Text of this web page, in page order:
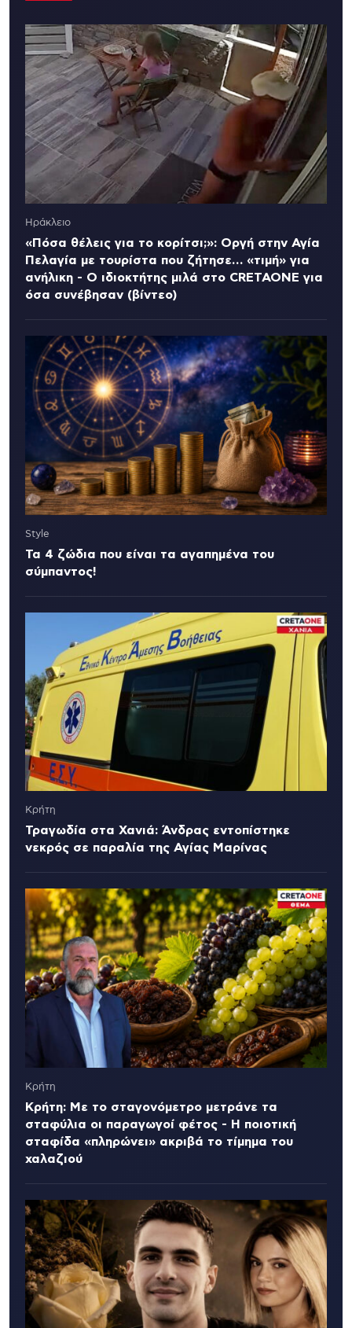
Ηράκλειο
«Πόσα θέλεις για το κορίτσι;»: Οργή στην Αγία
Πελαγία με τουρίστα που ζήτησε… «τιμή» για
ανήλικη - Ο ιδιοκτήτης μιλά στο CRETAONE για
όσα συνέβησαν (βίντεο)
Style
Τα 4 ζώδια που είναι τα αγαπημένα του
σύμπαντος!
Κρήτη
Τραγωδία στα Χανιά: Άνδρας εντοπίστηκε
νεκρός σε παραλία της Αγίας Μαρίνας
Κρήτη
Κρήτη: Με το σταγονόμετρο μετράνε τα
σταφύλια οι παραγωγοί φέτος - Η ποιοτική
σταφίδα «πληρώνει» ακριβά το τίμημα του
χαλαζιού